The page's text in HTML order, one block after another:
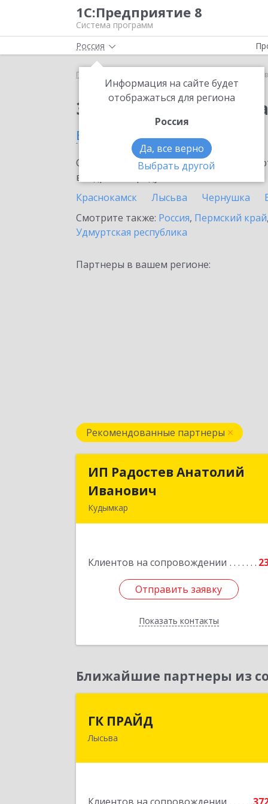
1С:Предприятие 8
Система программ
Россия
Информация на сайте будет
отображаться для региона
Россия
Да, все верно
Выбрать другой
Главная
Заказать 1С:Доставка
в Кудымкаре
Ознакомьтесь с информационными
внедрение продукта.
Краснокамск
Лысьва Чернушка
Смотрите также: Россия, Пермский край,
Удмуртская республика
Партнеры в вашем регионе:
Рекомендованные партнеры
ИП Радостев Анатолий
Иванович
Кудымкар
Клиентов на сопровождении
Отправить заявку
Показать контакты
ИП Радостев Анатолий
Отправить заявку
Назад
Ближайшие партнеры из
ГК ПРАЙД
Лысьва618909, Пермский край, Лысьва г,